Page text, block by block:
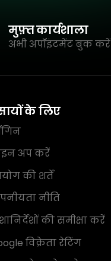
मुफ़्त कार्यशाला
अभी अपॉइंटमेंट बुक करें
के लिए
अप करें
की शर्तें
नीति
की समीक्षा करें
विक्रेता रेटिंग